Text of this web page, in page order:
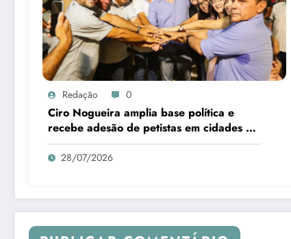
Redação 0
Ciro Nogueira amplia base política e
recebe adesão de petistas em cidades do
interior
28/07/2026